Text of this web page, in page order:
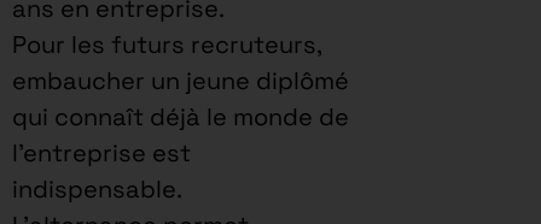
ans en entreprise.
Pour les futurs recruteurs,
embaucher un jeune diplômé
qui connaît déjà le monde de
l’entreprise est
indispensable.